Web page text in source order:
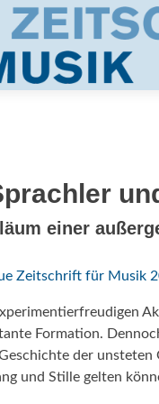
einer
Zeitschrift für Musik
Formation.
der unsteten
und Stille gelten